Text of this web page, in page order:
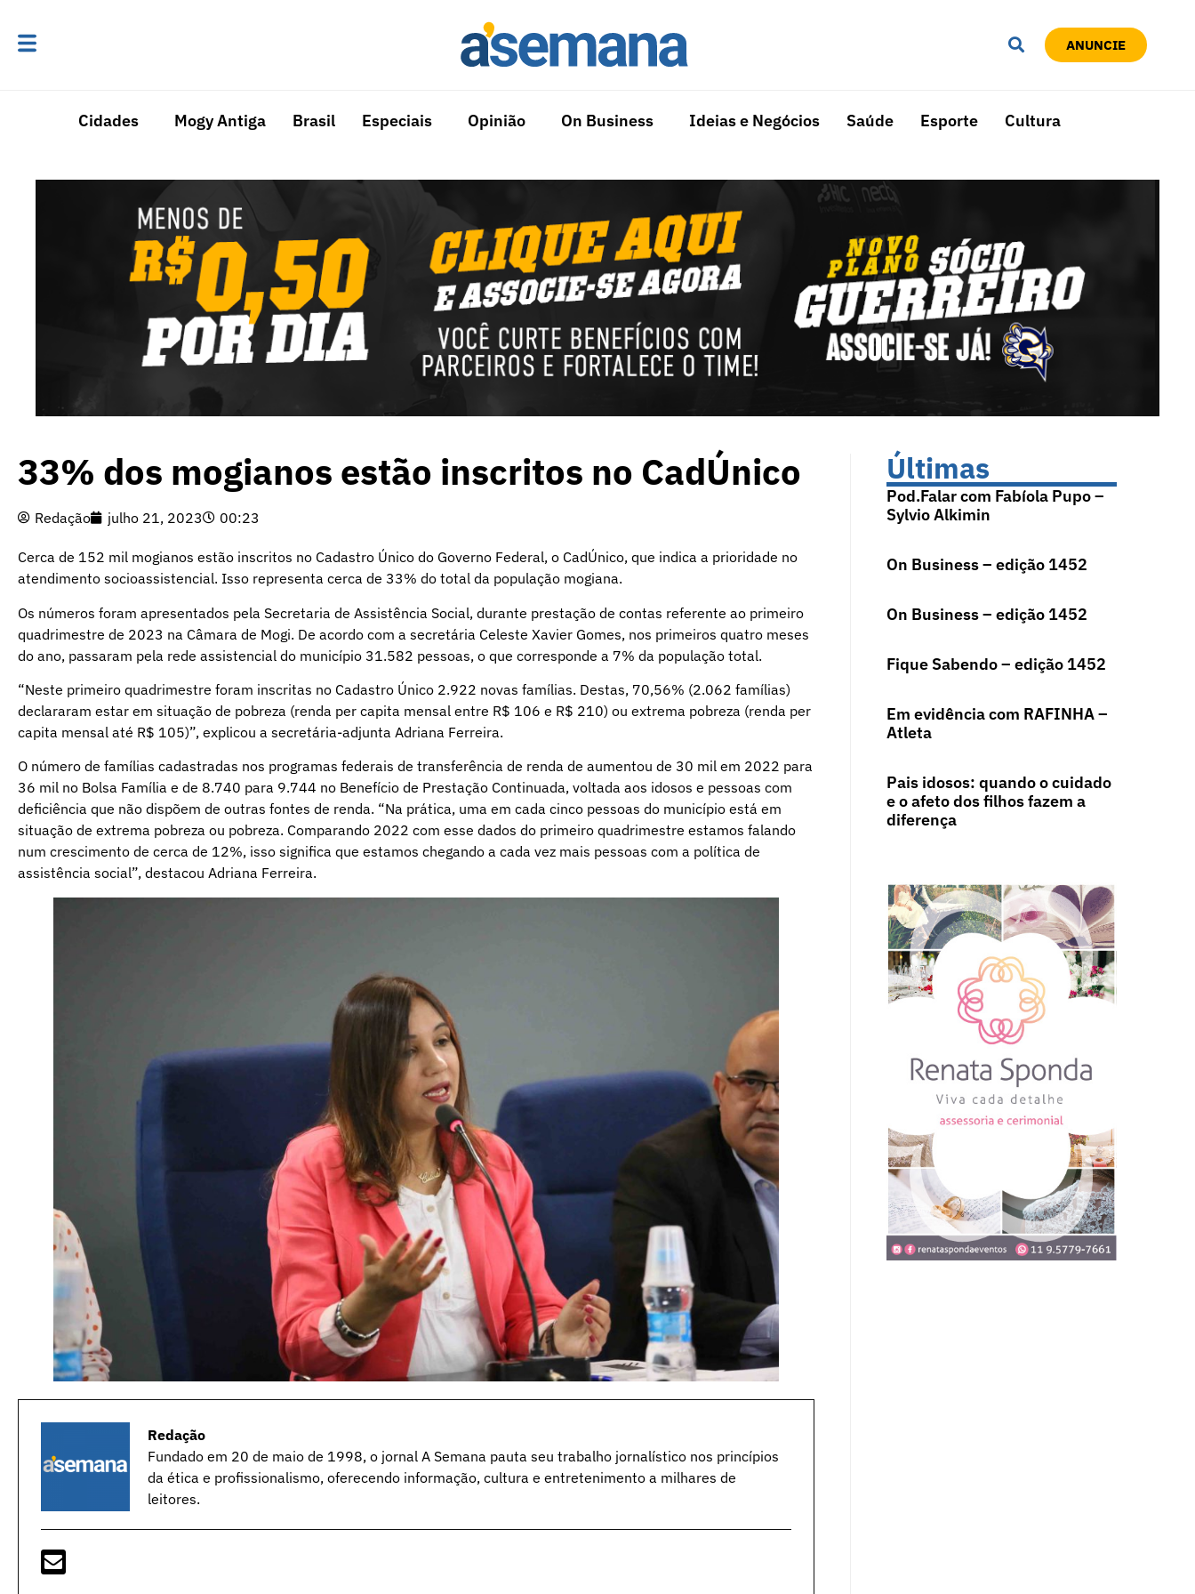
ANUNCIE
Cidades Mogy Antiga Brasil Especiais Opinião On Business Ideias e Negócios Saúde Esporte Cultura
33% dos mogianos estão inscritos no CadÚnico
Redação julho 21, 2023 00:23
Cerca de 152 mil mogianos estão inscritos no Cadastro Único do Governo Federal, o CadÚnico, que indica a prioridade no
atendimento socioassistencial. Isso representa cerca de 33% do total da população mogiana.
Os números foram apresentados pela Secretaria de Assistência Social, durante prestação de contas referente ao primeiro
quadrimestre de 2023 na Câmara de Mogi. De acordo com a secretária Celeste Xavier Gomes, nos primeiros quatro meses
do ano, passaram pela rede assistencial do município 31.582 pessoas, o que corresponde a 7% da população total.
“Neste primeiro quadrimestre foram inscritas no Cadastro Único 2.922 novas famílias. Destas, 70,56% (2.062 famílias)
declararam estar em situação de pobreza (renda per capita mensal entre R$ 106 e R$ 210) ou extrema pobreza (renda per
capita mensal até R$ 105)”, explicou a secretária-adjunta Adriana Ferreira.
O número de famílias cadastradas nos programas federais de transferência de renda de aumentou de 30 mil em 2022 para
36 mil no Bolsa Família e de 8.740 para 9.744 no Benefício de Prestação Continuada, voltada aos idosos e pessoas com
deficiência que não dispõem de outras fontes de renda. “Na prática, uma em cada cinco pessoas do município está em
situação de extrema pobreza ou pobreza. Comparando 2022 com esse dados do primeiro quadrimestre estamos falando
num crescimento de cerca de 12%, isso significa que estamos chegando a cada vez mais pessoas com a política de
assistência social”, destacou Adriana Ferreira.
Redação
Fundado em 20 de maio de 1998, o jornal A Semana pauta seu trabalho jornalístico nos princípios
da ética e profissionalismo, oferecendo informação, cultura e entretenimento a milhares de
leitores.
Últimas
Pod.Falar com Fabíola Pupo –
Sylvio Alkimin
On Business – edição 1452
On Business – edição 1452
Fique Sabendo – edição 1452
Em evidência com RAFINHA –
Atleta
Pais idosos: quando o cuidado
e o afeto dos filhos fazem a
diferença